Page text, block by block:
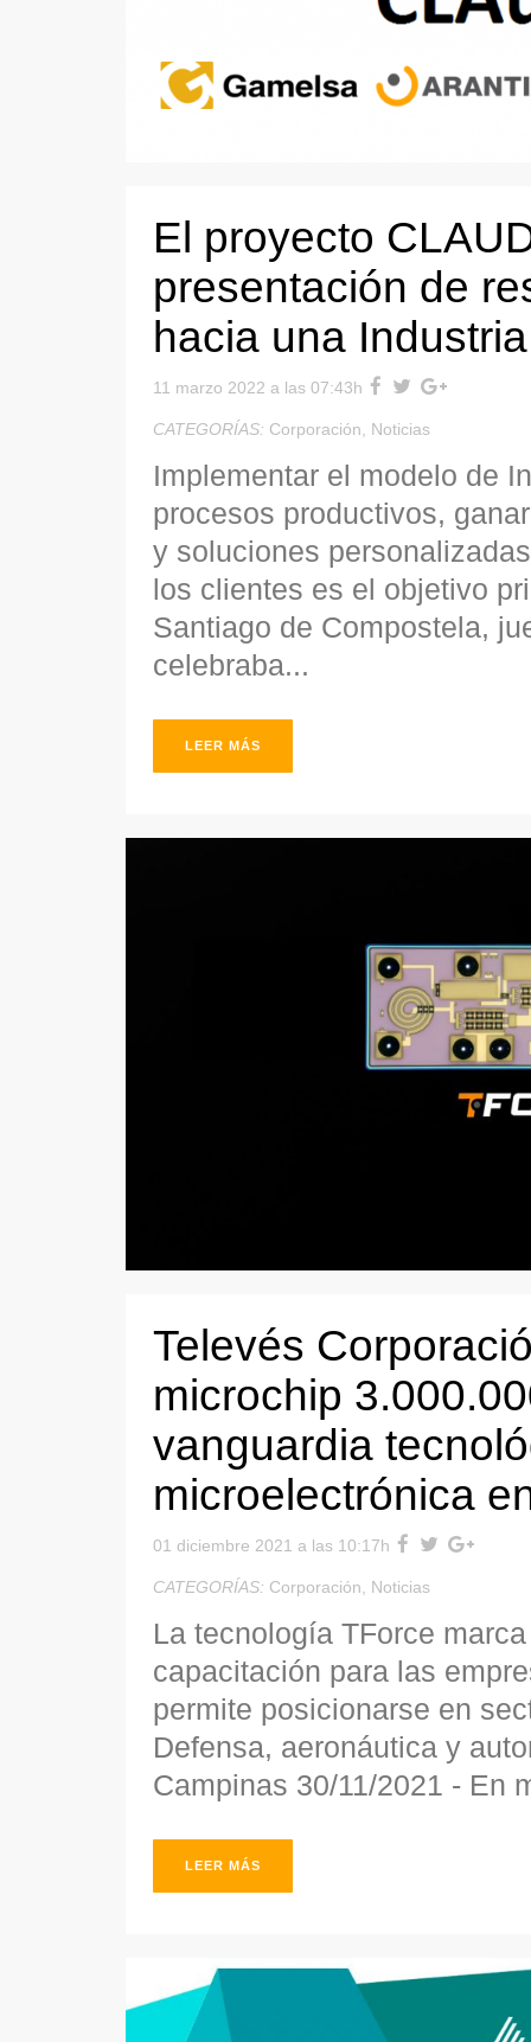
El proyecto
presentación de
hacia una
11 marzo 2022 a las 07:43h
CATEGORÍAS: Corporación Noticias
Implementar el modelo de
procesos productivos,
y soluciones
los clientes es el objetivo
Santiago de Compostela,
celebraba...
LEER MÁS
Televés
microchip
vanguardia
microelectrónica
01 diciembre 2021 a las 10:17h
CATEGORÍAS: Corporación Noticias
La tecnología TForce
capacitación para las
permite posicionarse en
Defensa, aeronáutica y
Campinas 30/11/2021 - En
LEER MÁS